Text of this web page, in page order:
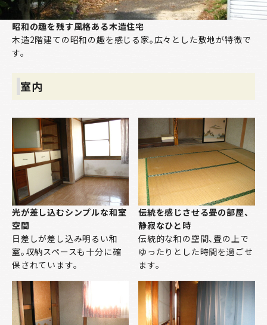
昭和の趣を残す風格ある木造住宅
木造2階建ての昭和の趣を感じる家。広々とした敷地が特徴で
す。
室内
光が差し込むシンプルな和室
空間
日差しが差し込み明るい和
室。収納スペースも十分に確
保されています。
伝統を感じさせる畳の部屋、
静寂なひと時
伝統的な和の空間、畳の上で
ゆったりとした時間を過ごせ
ます。